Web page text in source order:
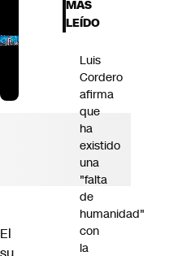
El
MÁS
LEÍDO
Luis
Cordero
afirma
que
ha
existido
una
"falta
de
humanidad"
con
la